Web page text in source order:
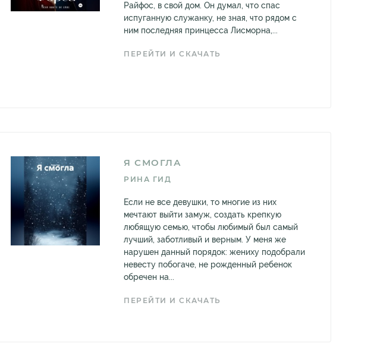
Райфос, в свой дом. Он думал, что спас
испуганную служанку, не зная, что рядом с
ним последняя принцесса Лисморна,...
ПЕРЕЙТИ И СКАЧАТЬ
Я СМОГЛА
РИНА ГИД
Если не все девушки, то многие из них
мечтают выйти замуж, создать крепкую
любящую семью, чтобы любимый был самый
лучший, заботливый и верным. У меня же
нарушен данный порядок: жениху подобрали
невесту побогаче, не рожденный ребенок
обречен на...
ПЕРЕЙТИ И СКАЧАТЬ